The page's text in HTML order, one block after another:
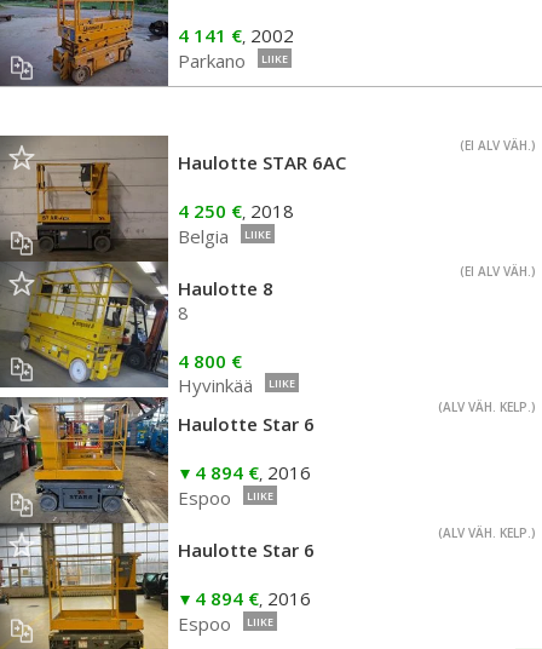
4 141 €, 2002
Parkano
LIIKE
(EI ALV VÄH.)
Haulotte STAR 6AC
4 250 €, 2018
Belgia
LIIKE
(EI ALV VÄH.)
Haulotte 8
8
4 800 €
Hyvinkää
LIIKE
(ALV VÄH. KELP.)
Haulotte Star 6
4 894 €, 2016
Espoo
LIIKE
(ALV VÄH. KELP.)
Haulotte Star 6
4 894 €, 2016
Espoo
LIIKE